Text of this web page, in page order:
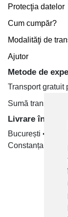
Protecţia datelor
Cum cumpăr?
Modalităţi de
Ajutor
Metode de
Transport gratuit
Sumă transport
Livrare în toate
București • Cluj-
Constanța •